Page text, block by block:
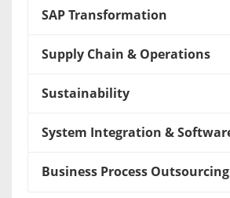
SAP Transformation
Supply Chain & Operations
Sustainability
Business Process Outsourcing